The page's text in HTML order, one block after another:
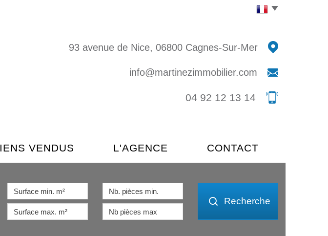
93 avenue de Nice, 06800 Cagnes-Sur-Mer
info@martinezimmobilier.com
04 92 12 13 14
BIENS VENDUS L'AGENCE CONTACT
Recherche